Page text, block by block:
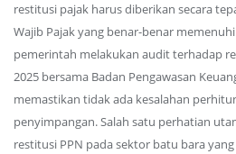
restitusi pajak harus diberikan secara
Wajib Pajak yang benar-benar
pemerintah melakukan audit terhadap
2025 bersama Badan Pengawasan
memastikan tidak ada kesalahan
penyimpangan. Salah satu perhatian
restitusi PPN pada sektor batu bara